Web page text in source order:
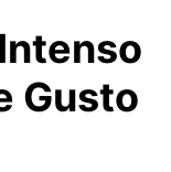
Gusto